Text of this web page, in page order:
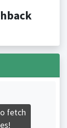
fetch